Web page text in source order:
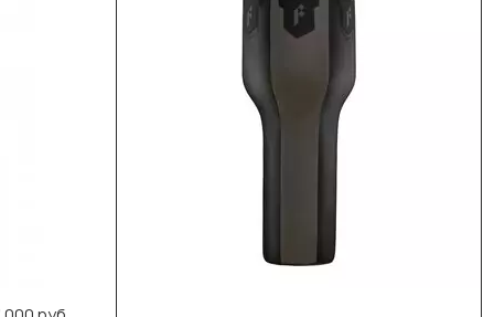
Подвесные кожаные (31)
Боксерские мешки 100 кг (4)
Выберите размер: